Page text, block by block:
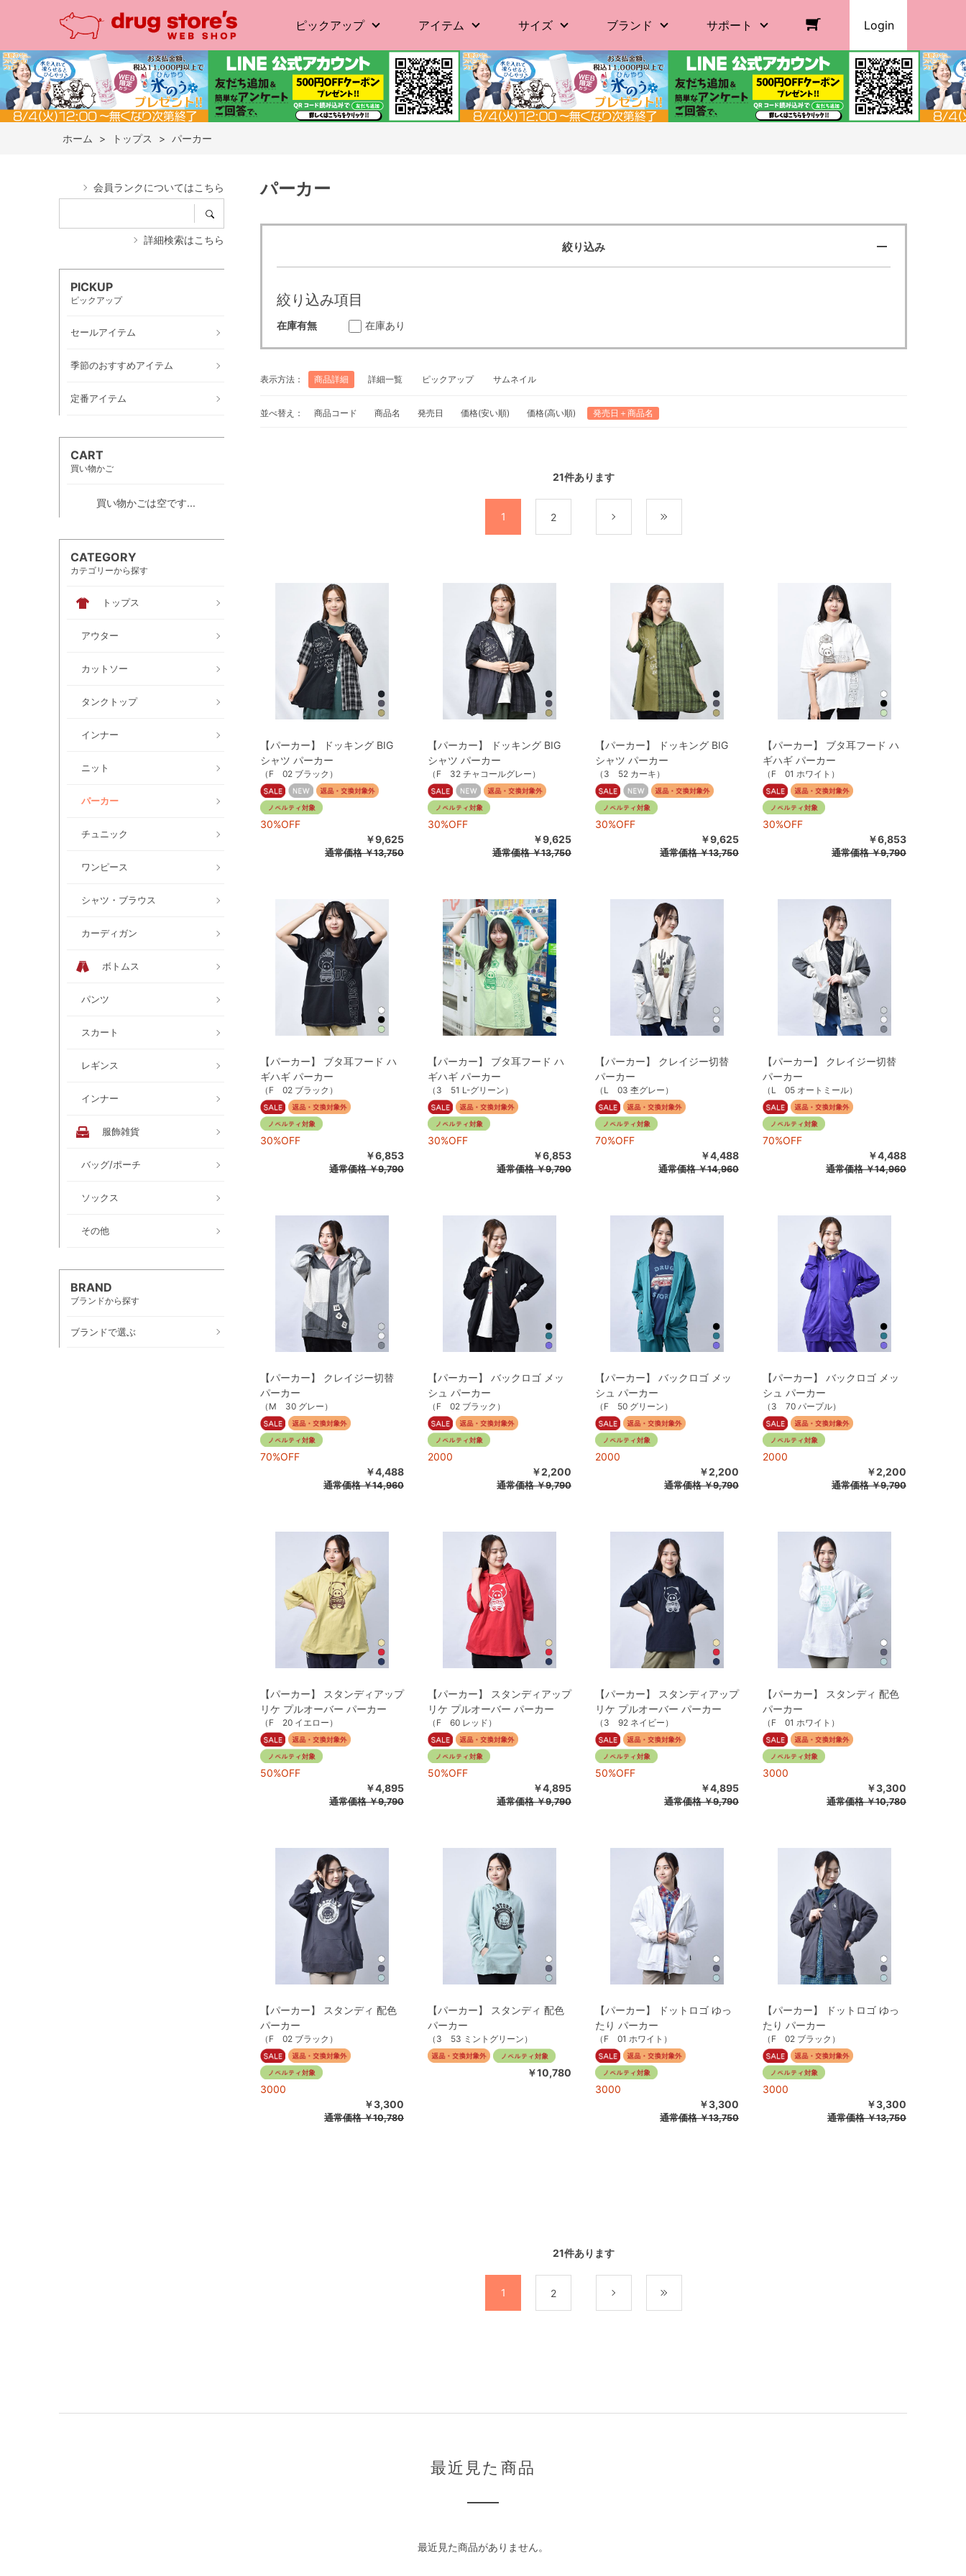
ピックアップ アイテム サイズ ブランド サポート Login
ホーム > トップス > パーカー
会員ランクについてはこちら
詳細検索はこちら
PICKUP
ピックアップ
セールアイテム
季節のおすすめアイテム
定番アイテム
CART
買い物かご
買い物かごは空です...
CATEGORY
カテゴリーから探す
トップス
アウター
カットソー
タンクトップ
インナー
ニット
パーカー
チュニック
ワンピース
シャツ・ブラウス
カーディガン
ボトムス
パンツ
スカート
レギンス
インナー
服飾雑貨
バッグ/ポーチ
ソックス
その他
BRAND
ブランドから探す
ブランドで選ぶ
パーカー
絞り込み
絞り込み項目
在庫有無 在庫あり
表示方法： 商品詳細 詳細一覧 ピックアップ サムネイル
並べ替え： 商品コード 商品名 発売日 価格(安い順) 価格(高い順) 発売日＋商品名
21件あります
1 2
【パーカー】 ドッキング BIG
シャツ パーカー
（F 02 ブラック）
30%OFF
￥9,625
通常価格￥13,750
【パーカー】 ドッキング BIG
シャツ パーカー
（F 32 チャコールグレー）
30%OFF
￥9,625
通常価格￥13,750
【パーカー】 ドッキング BIG
シャツ パーカー
（3 52 カーキ）
30%OFF
￥9,625
通常価格￥13,750
【パーカー】 ブタ耳フード ハ
ギハギ パーカー
（F 01 ホワイト）
30%OFF
￥6,853
通常価格￥9,790
【パーカー】 ブタ耳フード ハ
ギハギ パーカー
（F 02 ブラック）
30%OFF
￥6,853
通常価格￥9,790
【パーカー】 ブタ耳フード ハ
ギハギ パーカー
（3 51 L-グリーン）
30%OFF
￥6,853
通常価格￥9,790
【パーカー】 クレイジー切替
パーカー
（L 03 杢グレー）
70%OFF
￥4,488
通常価格￥14,960
【パーカー】 クレイジー切替
パーカー
（L 05 オートミール）
70%OFF
￥4,488
通常価格￥14,960
【パーカー】 クレイジー切替
パーカー
（M 30 グレー）
70%OFF
￥4,488
通常価格￥14,960
【パーカー】 バックロゴ メッ
シュ パーカー
（F 02 ブラック）
2000
￥2,200
通常価格￥9,790
【パーカー】 バックロゴ メッ
シュ パーカー
（F 50 グリーン）
2000
￥2,200
通常価格￥9,790
【パーカー】 バックロゴ メッ
シュ パーカー
（3 70 パープル）
2000
￥2,200
通常価格￥9,790
【パーカー】 スタンディアップ
リケ プルオーバー パーカー
（F 20 イエロー）
50%OFF
￥4,895
通常価格￥9,790
【パーカー】 スタンディアップ
リケ プルオーバー パーカー
（F 60 レッド）
50%OFF
￥4,895
通常価格￥9,790
【パーカー】 スタンディアップ
リケ プルオーバー パーカー
（3 92 ネイビー）
50%OFF
￥4,895
通常価格￥9,790
【パーカー】 スタンディ 配色
パーカー
（F 01 ホワイト）
3000
￥3,300
通常価格￥10,780
【パーカー】 スタンディ 配色
パーカー
（F 02 ブラック）
3000
￥3,300
通常価格￥10,780
【パーカー】 スタンディ 配色
パーカー
（3 53 ミントグリーン）
￥10,780
【パーカー】 ドットロゴ ゆっ
たり パーカー
（F 01 ホワイト）
3000
￥3,300
通常価格￥13,750
【パーカー】 ドットロゴ ゆっ
たり パーカー
（F 02 ブラック）
3000
￥3,300
通常価格￥13,750
21件あります
1 2
最近見た商品
最近見た商品がありません。